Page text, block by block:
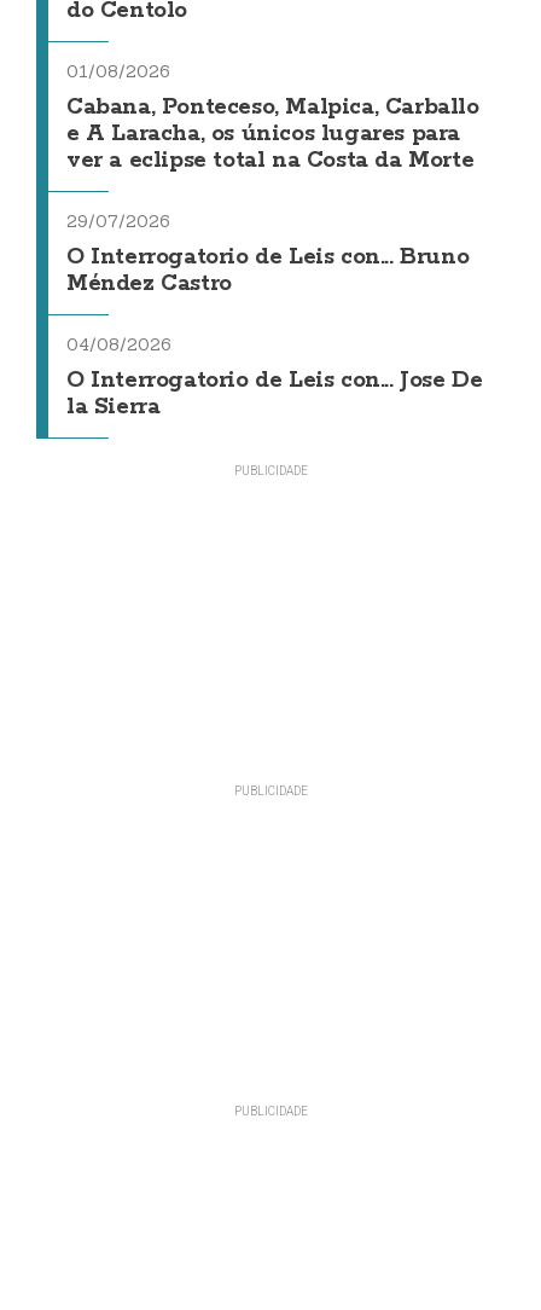
do Centolo
01/08/2026
Cabana, Ponteceso, Malpica, Carballo
e A Laracha, os únicos lugares para
ver a eclipse total na Costa da Morte
29/07/2026
O Interrogatorio de Leis con... Bruno
Méndez Castro
04/08/2026
O Interrogatorio de Leis con... Jose De
la Sierra